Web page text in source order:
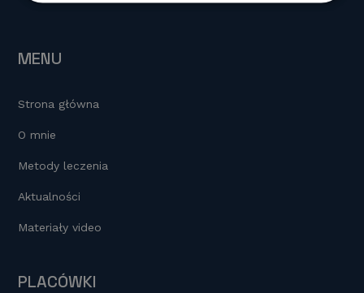
MENU
Strona główna
O mnie
Metody leczenia
Aktualności
Materiały video
PLACÓWKI